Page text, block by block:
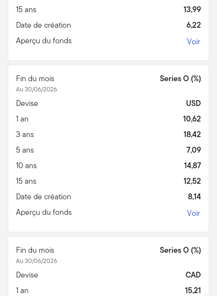
15 ans
13,99
Date de création
6,22
Aperçu du fonds
Voir
Fin du mois
Au 30/06/2026
Series O (%)
Devise
USD
1 an
10,62
3 ans
18,42
5 ans
7,09
10 ans
14,87
15 ans
12,52
Date de création
8,14
Aperçu du fonds
Voir
Fin du mois
Au 30/06/2026
Series O (%)
Devise
CAD
1 an
15,21